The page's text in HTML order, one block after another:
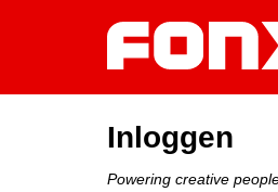
Inloggen
Powering creative